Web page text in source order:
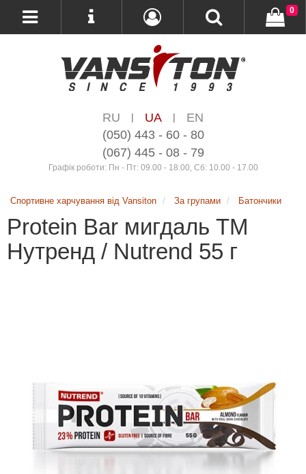
RU | UA |
EN
(050) 443 - 60 - 80
(067) 445 - 08 - 79
Графік роботи: Пн - Пт: 09.00 - 18.00, Сб: 10.00 - 17.00
0
Спортивне харчування від Vansiton За групами Батончики
Protein Bar мигдаль ТМ
Нутренд / Nutrend 55 г